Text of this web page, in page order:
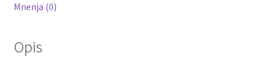
Mnenja (0)
Opis